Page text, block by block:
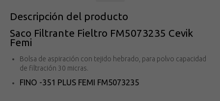
Descripción del producto
Saco Filtrante Fieltro FM5073235 Cevik
Femi
Bolsa de aspiración con tejido hebrado, para polvo capacidad
de filtración 30 micras.
FINO -351 PLUS FEMI FM5073235